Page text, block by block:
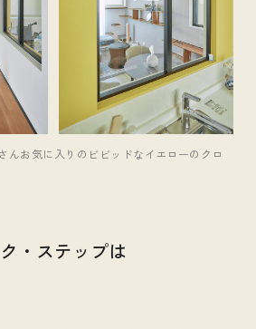
んお気に入りのビビッドなイエローのクロ
・ステップは